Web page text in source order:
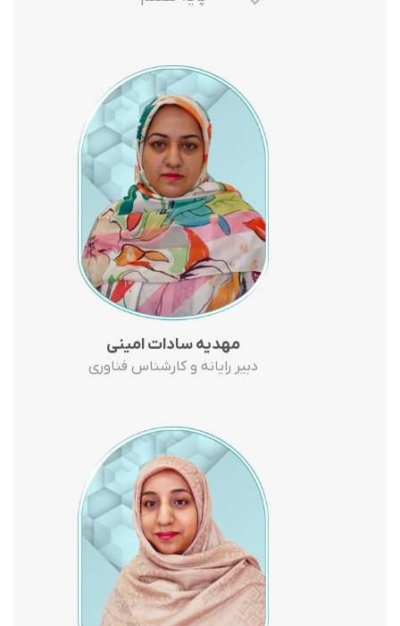
مهدیه سادات امینی
دبیر رایانه و کارشناس فناوری